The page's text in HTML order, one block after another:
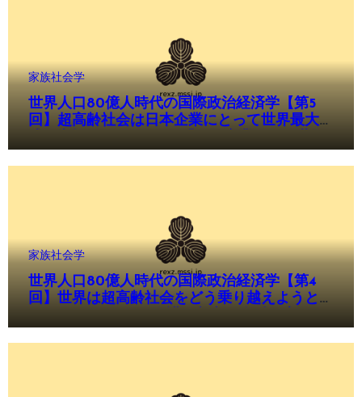
家族社会学
世界人口80億人時代の国際政治経済学【第5
回】超高齢社会は日本企業にとって世界最大の
家族社会学
世界人口80億人時代の国際政治経済学【第4
回】世界は超高齢社会をどう乗り越えようとし
「成熟社会」の新戦略